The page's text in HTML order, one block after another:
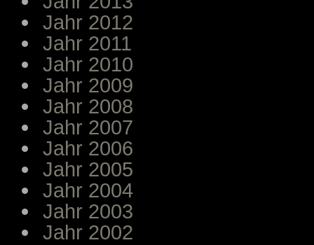
Jahr 2012
Jahr 2011
Jahr 2010
Jahr 2009
Jahr 2008
Jahr 2007
Jahr 2006
Jahr 2005
Jahr 2004
Jahr 2003
Jahr 2002